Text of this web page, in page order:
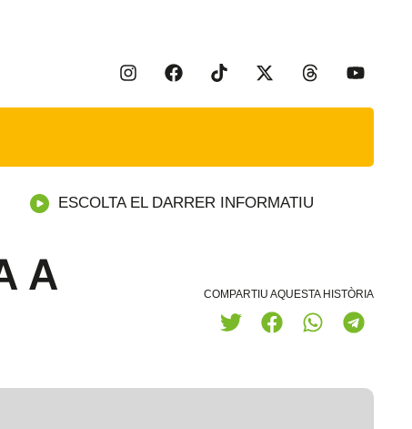
ESCOLTA EL DARRER INFORMATIU
A
COMPARTIU AQUESTA HISTÒRIA